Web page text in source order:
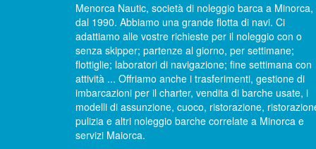
Menorca Nautic, società di noleggio barca a Minorca,
dal 1990. Abbiamo una grande flotta di navi. Ci
adattiamo alle vostre richieste per il noleggio con o
senza skipper; partenze al giorno, per settimane;
flottiglie; laboratori di navigazione; fine settimana con
attività ... Offriamo anche i trasferimenti, gestione di
imbarcazioni per il charter, vendita di barche usate, i
modelli di assunzione, cuoco, ristorazione,
pulizia e altri noleggio barche correlate a Minorca e
servizi Maiorca.